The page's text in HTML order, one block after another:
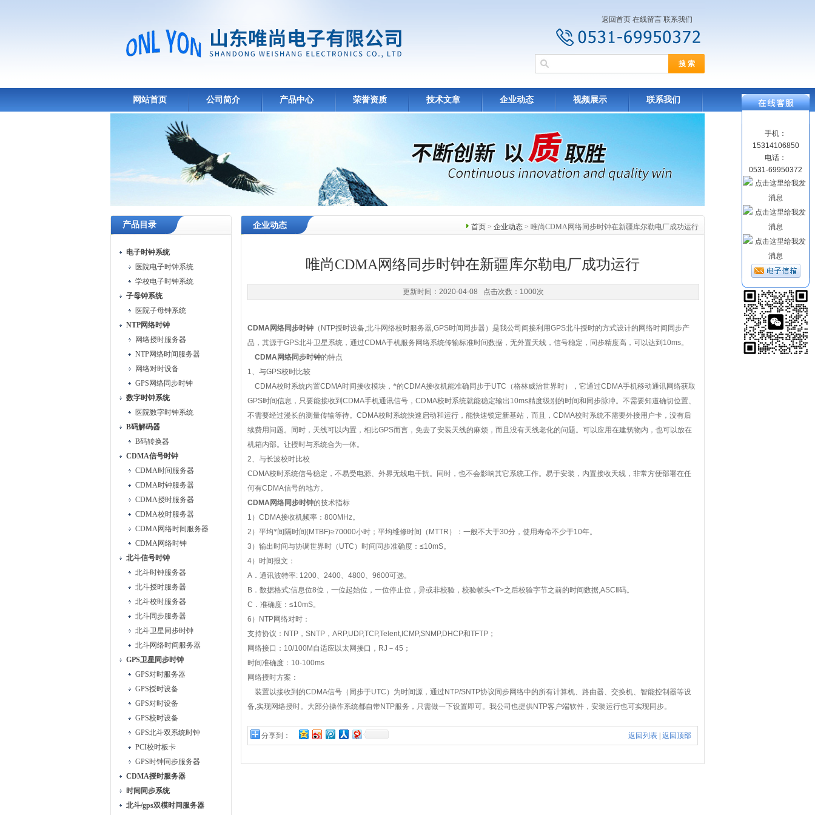
返回首页 在线留言 联系我们
网站首页 公司简介 产品中心 荣誉资质 技术文章 企业动态 视频展示 联系我们
产品目录
电子时钟系统
医院电子时钟系统
学校电子时钟系统
子母钟系统
医院子母钟系统
NTP网络时钟
网络授时服务器
NTP网络时间服务器
网络对时设备
GPS网络同步时钟
数字时钟系统
医院数字时钟系统
B码解码器
B码转换器
CDMA信号时钟
CDMA时间服务器
CDMA时钟服务器
CDMA授时服务器
CDMA校时服务器
CDMA网络时间服务器
CDMA网络时钟
北斗信号时钟
北斗时钟服务器
北斗授时服务器
北斗校时服务器
北斗同步服务器
北斗卫星同步时钟
北斗网络时间服务器
GPS卫星同步时钟
GPS对时服务器
GPS授时设备
GPS对时设备
GPS校时设备
GPS北斗双系统时钟
PCI校时板卡
GPS时钟同步服务器
CDMA授时服务器
时间同步系统
北斗/gps双模时间服务器
首页 > 企业动态 > 唯尚CDMA网络同步时钟在新疆库尔勒电厂成功运行
企业动态
唯尚CDMA网络同步时钟在新疆库尔勒电厂成功运行
更新时间：2020-04-08 点击次数：1000次
CDMA网络同步时钟 （ NTP授时设备,北斗网络校时服务器,GPS时间同步器）是我公司间接利用GPS北斗授时的方式设计的网络时间同步产
品，其源于GPS北斗卫星系统，通过CDMA手机服务网络系统传输标准时间数据，无外置天线，信号稳定，同步精度高，可以达到 10ms。
CDMA网络同步时钟的特点
1、与GPS校时比较
CDMA校时系统内置CDMA时间接收模块，*的CDMA接收机能准确同步于UTC （格林威治世界时），它通过CDMA手机移动通讯网络获取
GPS时间信息，只要能接收到 CDMA手机通讯信号， CDMA校时系统就能稳定输出 10ms精度级别的时间和同步脉冲。不需要知道确切位置、
不需要经过漫长的测量传输等待。 CDMA校时系统快速启动和运行，能快速锁定新基站，而且， CDMA校时系统不需要外接用户卡，没有后
续费用问题。同时，天线可以内置，相比GPS而言，免去了安装天线的麻烦，而且没有天线老化的问题。可以应用在建筑物内，也可以放在
机箱内部。让授时与系统合为一体。
2、与长波校时比校
CDMA校时系统信号稳定，不易受电源、外界无线电干扰。同时，也不会影响其它系统工作。易于安装，内置接收天线，非常方便部署在任
何有CDMA信号的地方。
CDMA网络同步时钟的技术指标
1 ） CDMA接收机频率： 800MHz。
2 ）平均*间隔时间(MTBF)≥70000小时；平均维修时间（ MTTR ）：一般不大于30分，使用寿命不少于10年。
3 ）输出时间与协调世界时（ UTC ）时间同步准确度： ≤10mS。
4）时间报文：
A ．通讯波特率: 1200、 2400、 4800、 9600可选。
B ．数据格式:信息位8位，一位起始位，一位停止位，异或非校验，校验帧头<T>之后校验字节之前的时间数据,ASCⅡ 码。
C ．准确度： ≤10mS。
6 ） NTP网络对时：
支持协议： NTP ， SNTP ， ARP,UDP,TCP,Telent,ICMP,SNMP,DHCP和TFTP ；
网络接口： 10/100M 自适应以太网接口， RJ － 45 ；
时间准确度： 10-100ms
网络授时方案：
装置以接收到的CDMA信号（同步于UTC ）为时间源，通过 NTP/SNTP协议同步网络中的所有计算机、路由器、交换机、智能控制器等设
备,实现网络授时。大部分操作系统都自带NTP服务，只需做一下设置即可。我公司也提供NTP客户端软件，安装运行也可实现同步。
分享到： 返回列表 返回顶部
手机：
15314106850
电话：
0531-69950372